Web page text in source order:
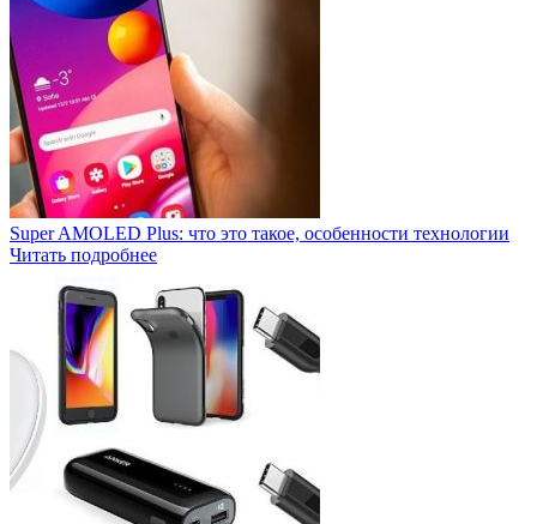
Super AMOLED Plus: что это такое, особенности технологии
Читать подробнее